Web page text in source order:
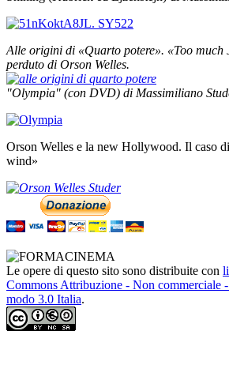
Alle origini di «Quarto potere». «Too much
perduto di Orson Welles.
"Olympia" (con DVD) di Massimiliano
Orson Welles e la new Hollywood. Il caso
wind»
Le opere di questo sito sono distribuite con
Commons Attribuzione - Non commerciale
modo 3.0 Italia.